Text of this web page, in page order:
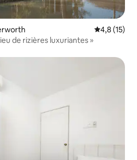
Évaluation
4,8 (15)
de rizières luxuriantes »